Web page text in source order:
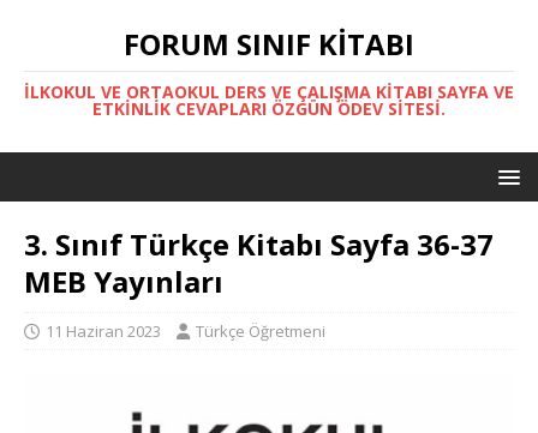
FORUM SINIF KITABI
İLKOKUL VE ORTAOKUL DERS VE ÇALIŞMA KITABI SAYFA VE
ETKINLIK CEVAPLARI ÖZGÜN ÖDEV SITESI.
3. Sınıf Türkçe Kitabı Sayfa 36-37
MEB Yayınları
11 Haziran 2023 Türkçe Öğretmeni